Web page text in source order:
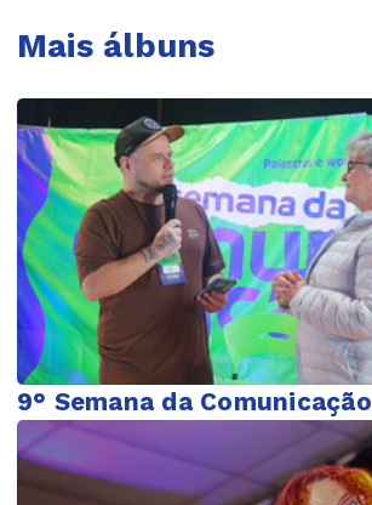
Mais álbuns
9° Semana da Comunicação